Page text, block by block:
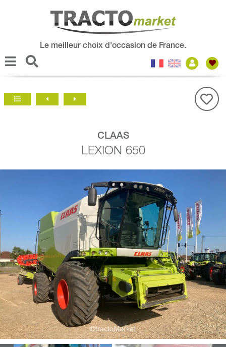
Le meilleur choix d'occasion de France.
CLAAS
LEXION 650